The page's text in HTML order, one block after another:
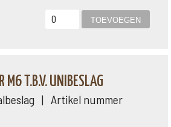
M6 T.B.V. UNIBESLAG
| Artikel nummer